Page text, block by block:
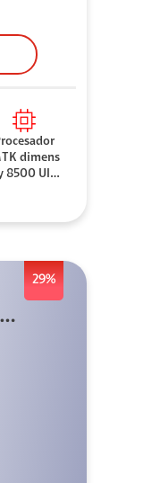
dimens
8500 Ultr
29%